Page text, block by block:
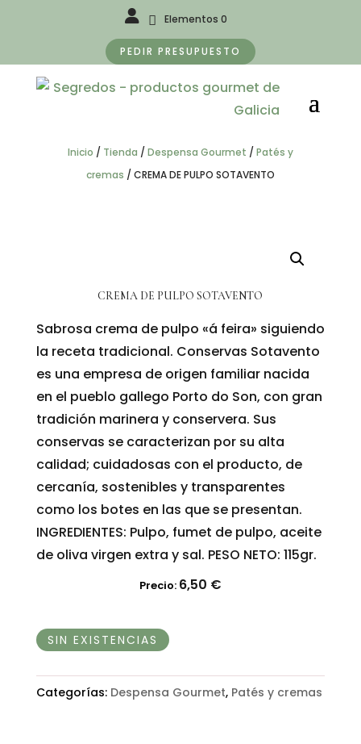
Elementos 0
PEDIR PRESUPUESTO
Inicio / Tienda / Despensa Gourmet / Patés y
cremas / CREMA DE PULPO SOTAVENTO
CREMA DE PULPO SOTAVENTO
Sabrosa crema de pulpo «á feira» siguiendo
la receta tradicional. Conservas Sotavento
es una empresa de origen familiar nacida
en el pueblo gallego Porto do Son, con gran
tradición marinera y conservera. Sus
conservas se caracterizan por su alta
calidad; cuidadosas con el producto, de
cercanía, sostenibles y transparentes
como los botes en las que se presentan.
INGREDIENTES: Pulpo, fumet de pulpo, aceite
de oliva virgen extra y sal. PESO NETO: 115gr.
Precio: 6,50 €
SIN EXISTENCIAS
Categorías: Despensa Gourmet, Patés y cremas